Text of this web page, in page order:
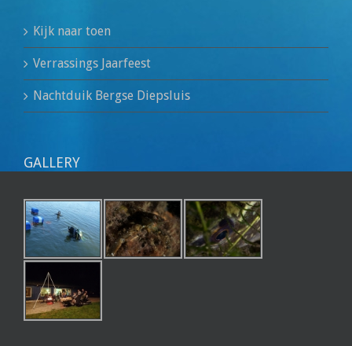
Kijk naar toen
Verrassings Jaarfeest
Nachtduik Bergse Diepsluis
GALLERY